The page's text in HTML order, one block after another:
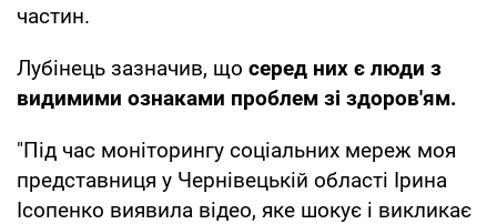
частин.
Лубінець зазначив, що серед них є люди з
видимими ознаками проблем зі здоров'ям.
"Під час моніторингу соціальних мереж моя
представниця у Чернівецькій області Ірина
Ісопенко виявила відео, яке шокує і викликає